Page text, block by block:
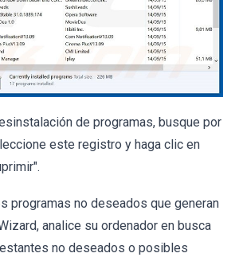
de programas, busque por
este registro y haga clic en
programas no deseados que generan
analice su ordenador en busca
no deseados o posibles